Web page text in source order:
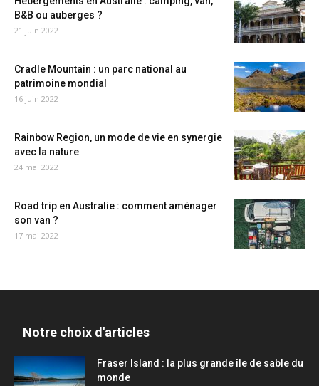
B&B ou auberges ?
21 juin 2022
Cradle Mountain : un parc national au
patrimoine mondial
16 juin 2022
Rainbow Region, un mode de vie en synergie
avec la nature
24 mai 2022
Road trip en Australie : comment aménager
son van ?
17 mai 2022
Notre choix d'articles
Fraser Island : la plus grande île de sable du
monde